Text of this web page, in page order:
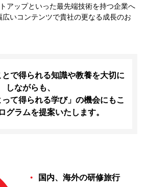
アップといった最先端技術を持つ企業へ
いコンテンツで貴社の更なる成長のお
とで得られる知識や教養を大切に
しながらも、​
って得られる学び」の機会にもこ
グラムを提案いたします。​
国内、海外の研修旅行​